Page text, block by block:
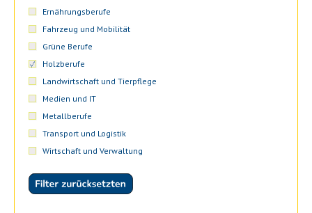
Ernährungsberufe
Fahrzeug und Mobilität
Grüne Berufe
Holzberufe
Landwirtschaft und Tierpflege
Medien und IT
Metallberufe
Transport und Logistik
Wirtschaft und Verwaltung